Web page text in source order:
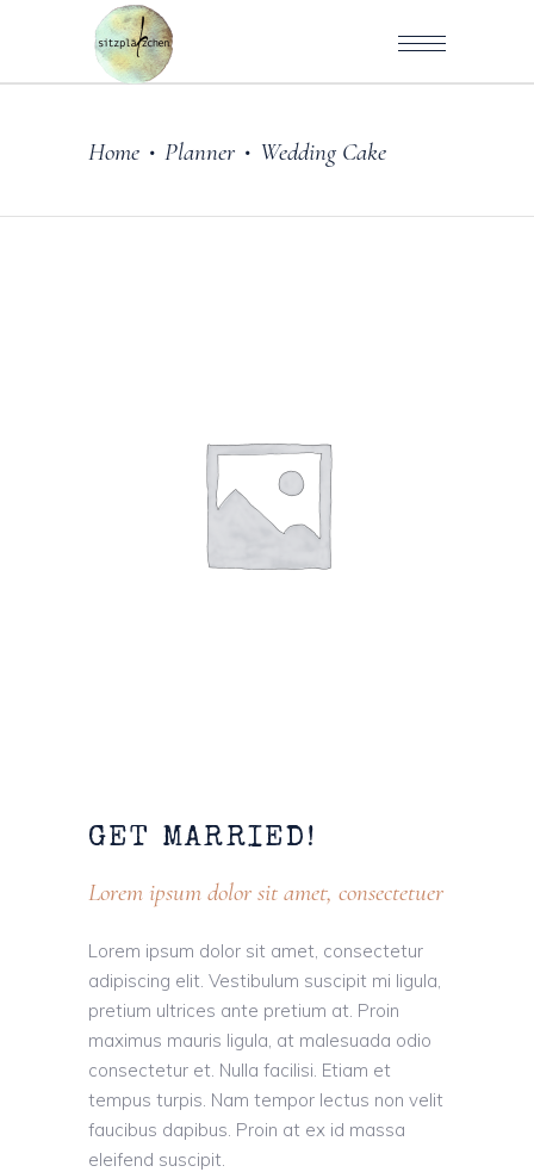
Home • Planner • Wedding Cake
GET MARRIED!
Lorem ipsum dolor sit amet, consectetuer
Lorem ipsum dolor sit amet, consectetur
adipiscing elit. Vestibulum suscipit mi ligula,
pretium ultrices ante pretium at. Proin
maximus mauris ligula, at malesuada odio
consectetur et. Nulla facilisi. Etiam et
tempus turpis. Nam tempor lectus non velit
faucibus dapibus. Proin at ex id massa
eleifend suscipit.